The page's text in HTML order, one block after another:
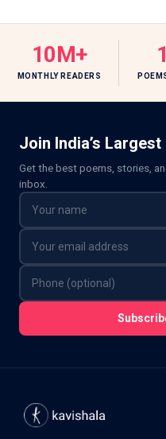
10M+
MONTHLY READERS
Join India’s
Get the best poems, stories,
inbox.